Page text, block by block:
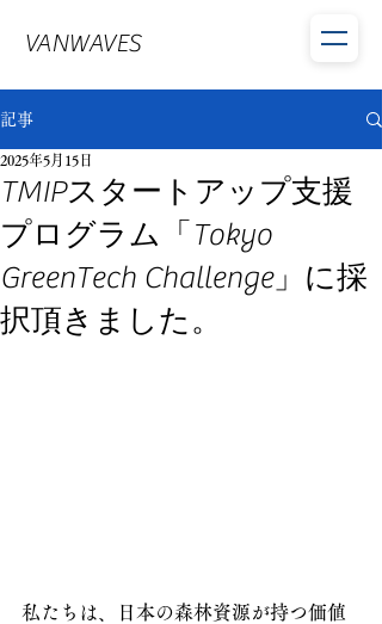
VANWAVES
記事
TMIPスタートアップ支援
プログラム「Tokyo
GreenTech Challenge」に採
択頂きました。
2025年5月15日
私たちは、日本の森林資源が持つ価値